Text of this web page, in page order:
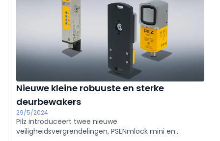
Nieuwe kleine robuuste en sterke
deurbewakers
29/5/2024
Pilz introduceert twee nieuwe
veiligheidsvergrendelingen, PSENmlock mini en